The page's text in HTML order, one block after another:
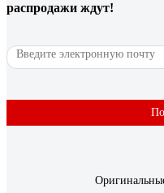
распродажи ждут!